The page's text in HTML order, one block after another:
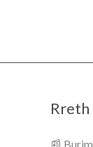
Rreth
📰